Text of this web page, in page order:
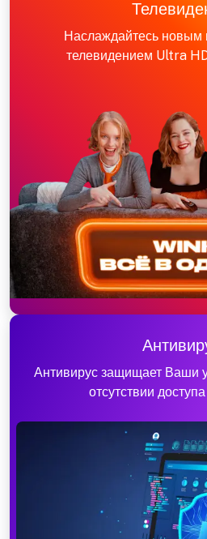
Наслаждайтесь новым
телевидением Ultra
Антивирус защищает Ваши
отсутствии